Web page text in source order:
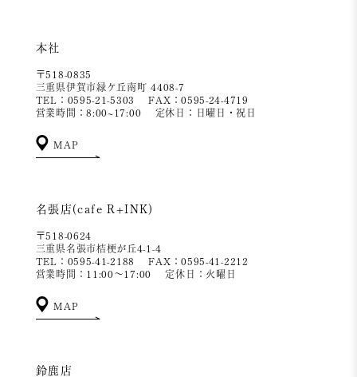
本社
〒518-0835
三重県伊賀市緑ケ丘南町 4408-7
TEL：0595-21-5303
FAX：0595-24-4719
営業時間：8:00~17:00
定休日：日曜日・祝日
MAP
名張店(cafe R+INK)
〒518-0624
三重県名張市桔梗が丘4-1-4
TEL：0595-41-2188
FAX：0595-41-2212
営業時間：11:00～17:00
定休日：火曜日
MAP
鈴鹿店